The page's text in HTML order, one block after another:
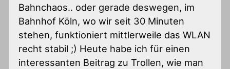
Bahnchaos.. oder gerade deswegen, im
Bahnhof Köln, wo wir seit 30 Minuten
stehen, funktioniert mittlerweile das WLAN
recht stabil ;) Heute habe ich für einen
interessanten Beitrag zu Trollen, wie man